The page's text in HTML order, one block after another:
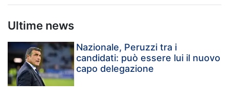
Ultime news
Nazionale, Peruzzi tra i
candidati: può essere lui il nuovo
capo delegazione